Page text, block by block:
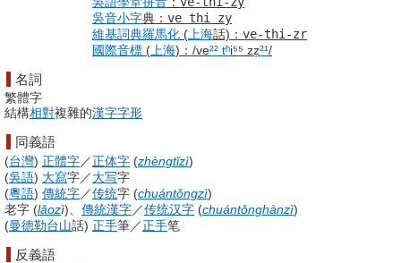
吳音小字典 ： ve thi zy
維基詞典羅馬化 ( 上海話) ： ve-thi-zr
國際音標 ( 上海) ： /ve²² tʰi⁵⁵ zz̩²¹/
名詞
繁體字
結構相對複雜的漢字字形
同義語
(台灣) 正體字／正体字 (zhèngtǐzì)
(吳語) 大寫字／大写字
(粵語) 傳統字／传统字 (chuántǒngzì)
老字 (lǎozì)、 傳統漢字／传统汉字 (chuántǒnghànzì)
(曼德勒台山話) 正手筆／正手笔
反義語